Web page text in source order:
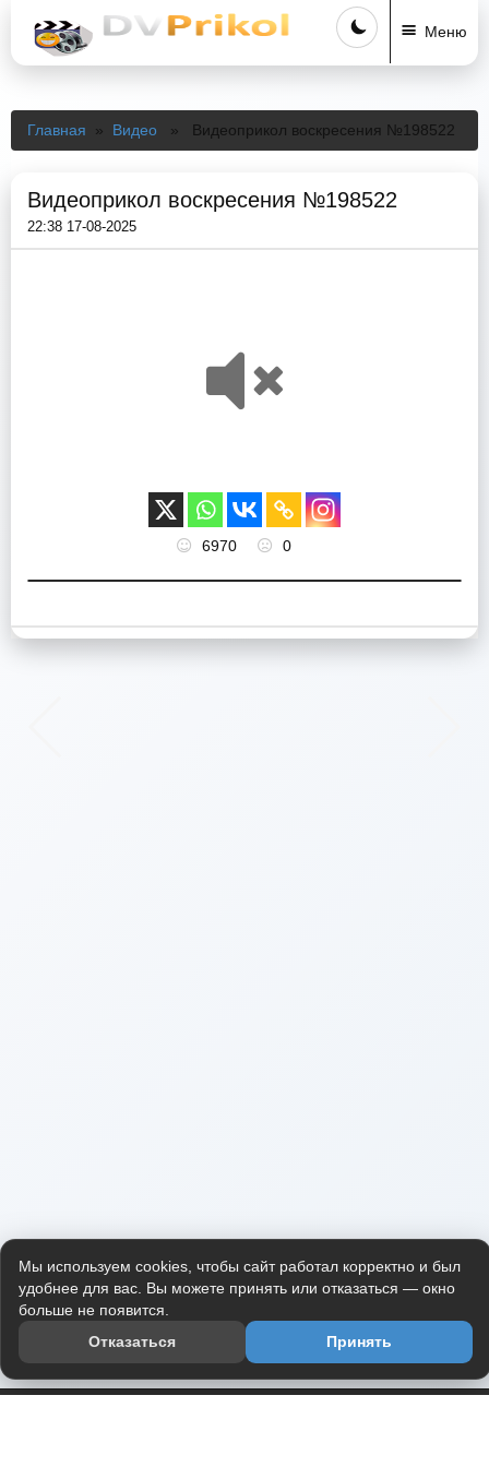
Меню
Главная » Видео » Видеоприкол воскресения №198522
Видеоприкол воскресения №198522
22:38 17-08-2025
6970 0
Мы используем cookies, чтобы сайт работал корректно и был
удобнее для вас. Вы можете принять или отказаться — окно
больше не появится.
Отказаться
Принять